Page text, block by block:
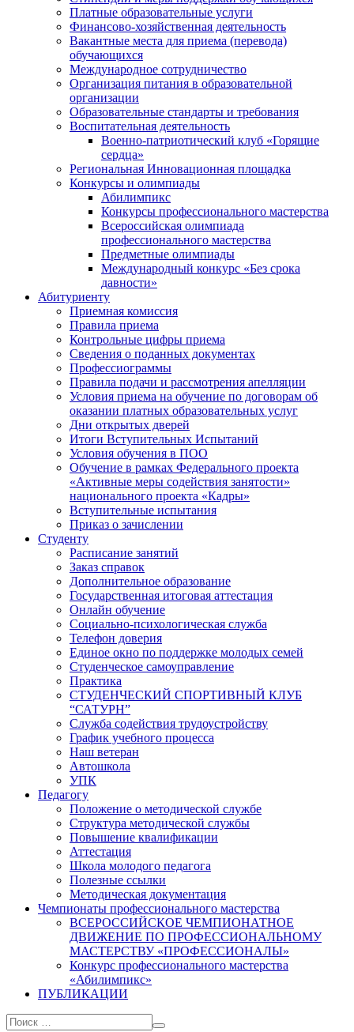
Платные образовательные услуги
Финансово-хозяйственная деятельность
Вакантные места для приема (перевода)
обучающихся
Международное сотрудничество
Организация питания в образовательной
организации
Образовательные стандарты и требования
Воспитательная деятельность
Военно-патриотический клуб «Горящие
сердца»
Региональная Инновационная площадка
Конкурсы и олимпиады
Абилимпикс
Конкурсы профессионального мастерства
Всероссийская олимпиада
профессионального мастерства
Предметные олимпиады
Международный конкурс «Без срока
давности»
Абитуриенту
Приемная комиссия
Правила приема
Контрольные цифры приема
Сведения о поданных документах
Профессиограммы
Правила подачи и рассмотрения апелляции
Условия приема на обучение по договорам об
оказании платных образовательных услуг
Дни открытых дверей
Итоги Вступительных Испытаний
Условия обучения в ПОО
Обучение в рамках Федерального проекта
«Активные меры содействия занятости»
национального проекта «Кадры»
Вступительные испытания
Приказ о зачислении
Студенту
Расписание занятий
Заказ справок
Дополнительное образование
Государственная итоговая аттестация
Онлайн обучение
Социально-психологическая служба
Телефон доверия
Единое окно по поддержке молодых семей
Студенческое самоуправление
Практика
СТУДЕНЧЕСКИЙ СПОРТИВНЫЙ КЛУБ
“САТУРН”
Служба содействия трудоустройству
График учебного процесса
Наш ветеран
Автошкола
УПК
Педагогу
Положение о методической службе
Структура методической службы
Повышение квалификации
Аттестация
Школа молодого педагога
Полезные ссылки
Методическая документация
Чемпионаты профессионального мастерства
ВСЕРОССИЙСКОЕ ЧЕМПИОНАТНОЕ
ДВИЖЕНИЕ ПО ПРОФЕССИОНАЛЬНОМУ
МАСТЕРСТВУ «ПРОФЕССИОНАЛЫ»
Конкурс профессионального мастерства
«Абилимпикс»
ПУБЛИКАЦИИ